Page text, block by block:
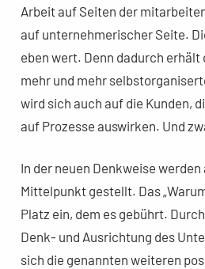
Arbeit auf Seiten der
auf unternehmerischer Seite.
eben wert. Denn dadurch erhält
mehr und mehr
wird sich auch auf die Kunden,
auf Prozesse auswirken. Und
In der neuen Denkweise werden
Mittelpunkt gestellt. Das
Platz ein, dem es gebührt.
Denk- und Ausrichtung des
sich die genannten weiteren